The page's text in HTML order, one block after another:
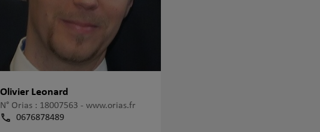
Olivier Leonard
N° Orias : 18007563 - www.orias.fr
0676878489